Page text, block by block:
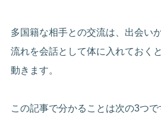
多国籍な相手との交流は、出会い
流れを会話として体に入れておく
動きます。
この記事で分かることは次の3つで